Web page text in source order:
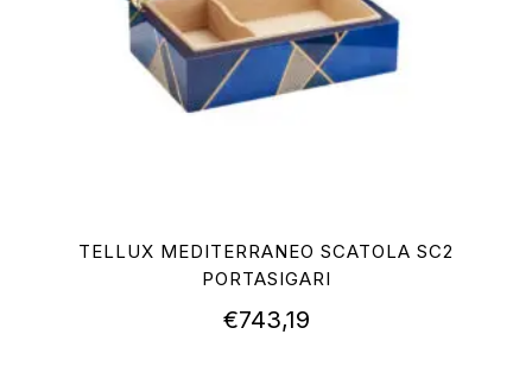
TELLUX MEDITERRANEO SCATOLA SC2
PORTASIGARI
€743,19